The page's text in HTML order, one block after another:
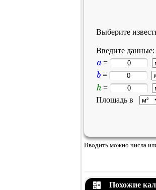
Выберите
Введите данные:
a=
b =
h=
Площадь в
Вводить можно числа
Похожие